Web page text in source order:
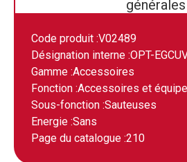
générales
Code produit :V02489
Désignation interne :OPT-
Gamme :Accessoires
Fonction :Accessoires et
Sous-fonction :Sauteuses
Energie :Sans
Page du catalogue :210